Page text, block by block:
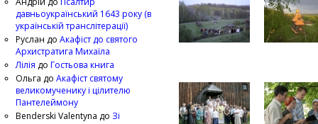
давньоукраїнський 1643 року (в
українській транслітерації)
Руслан до Акафіст до святого
Архистратига Михаїла
Лілія до Гостьова книга
Ольга до Акафіст святому
великомученику і цілителю
Пантелеймону
Benderski Valentyna до Зі